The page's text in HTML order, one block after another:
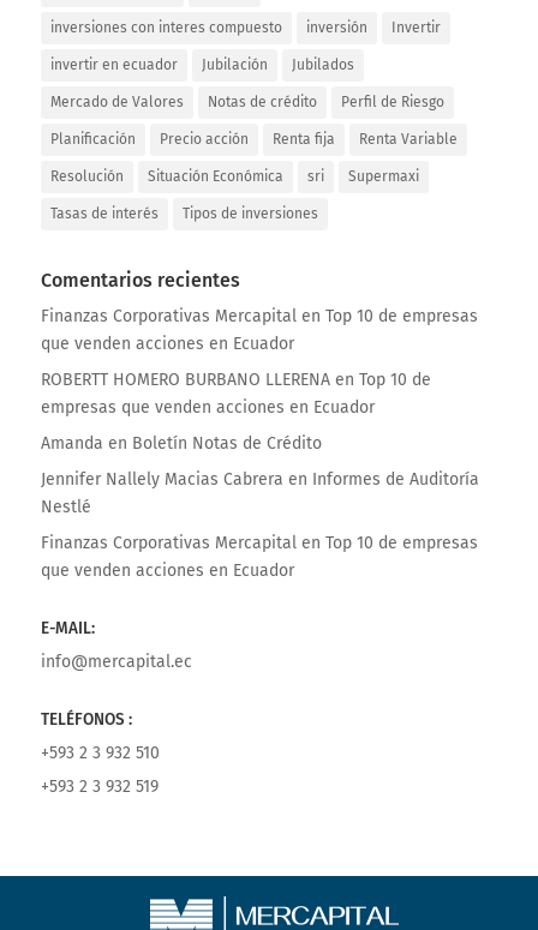
inversiones con interes compuesto inversión Invertir
invertir en ecuador Jubilación Jubilados
Mercado de Valores Notas de crédito Perfil de Riesgo
Planificación Precio acción Renta fija Renta Variable
Resolución Situación Económica sri Supermaxi
Tasas de interés Tipos de inversiones
Comentarios recientes
Finanzas Corporativas Mercapitalen Top 10 de empresas
que venden acciones en Ecuador
ROBERTT HOMERO BURBANO LLERENAen Top 10 de
empresas que venden acciones en Ecuador
Amanda en Boletín Notas de Crédito
Jennifer Nallely Macias Cabrera en Informes de Auditoría
Nestlé
Finanzas Corporativas Mercapitalen Top 10 de empresas
que venden acciones en Ecuador
E-MAIL:
info@mercapital.ec
TELÉFONOS :
+593 2 3 932 510
+593 2 3 932 519